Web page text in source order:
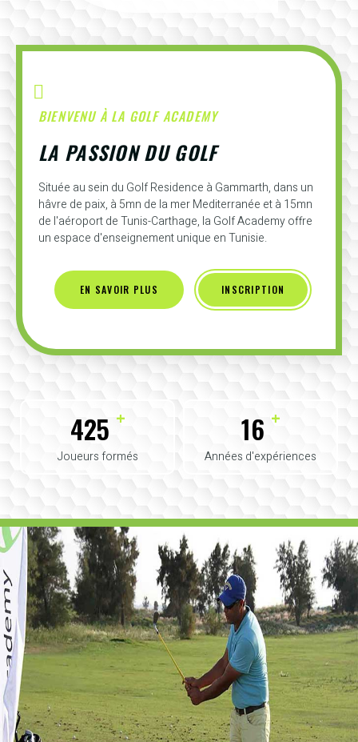
BIENVENU À LA GOLF ACADEMY
LA PASSION DU GOLF
Située au sein du Golf Residence à Gammarth, dans un
hâvre de paix, à 5mn de la mer Mediterranée et à 15mn
de l'aéroport de Tunis-Carthage, la Golf Academy offre
un espace d'enseignement unique en Tunisie.
EN SAVOIR PLUS INSCRIPTION
425 +
Joueurs formés
16 +
Années d'expériences